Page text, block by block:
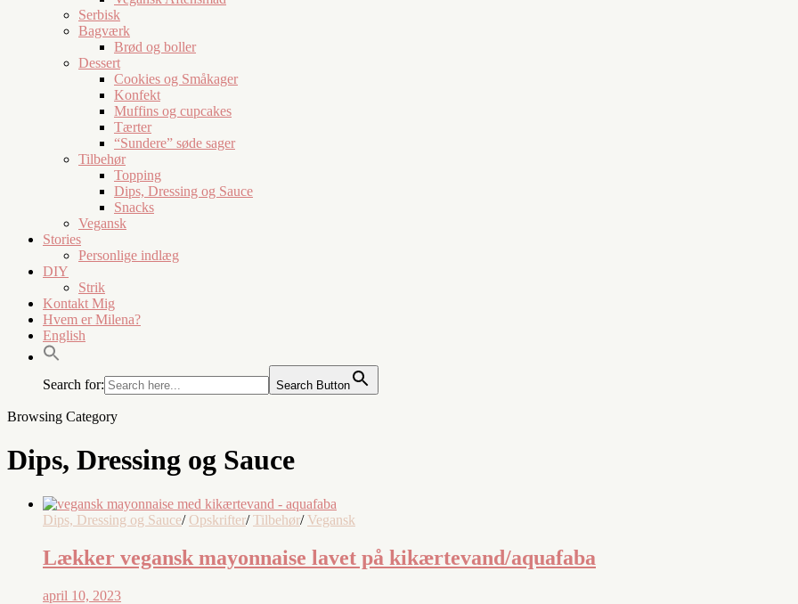
Serbisk
Bagværk
Brød og boller
Dessert
Cookies og Småkager
Konfekt
Muffins og cupcakes
Tærter
“Sundere” søde sager
Tilbehør
Topping
Dips, Dressing og Sauce
Snacks
Vegansk
Stories
Personlige indlæg
DIY
Strik
Kontakt Mig
Hvem er Milena?
English
Search for: Search Button
Browsing Category
Dips, Dressing og Sauce
Dips, Dressing og Sauce/ Opskrifter/ Tilbehør/ Vegansk
Lækker vegansk mayonnaise lavet på kikærtevand/aquafaba
april 10, 2023